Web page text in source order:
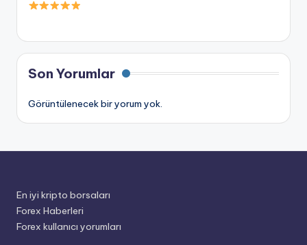
Son Yorumlar
Görüntülenecek bir yorum yok.
En iyi kripto borsaları
Forex Haberleri
Forex kullanıcı yorumları